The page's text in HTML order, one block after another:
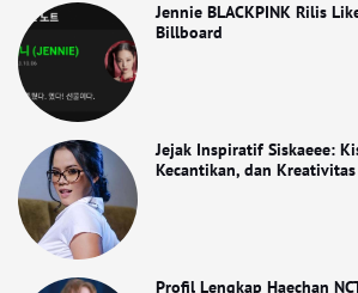
Jennie BLACKPINK Rilis
Billboard
Jejak Inspiratif Siskaeee:
Kecantikan, dan Kreativitas
Profil Lengkap Haechan